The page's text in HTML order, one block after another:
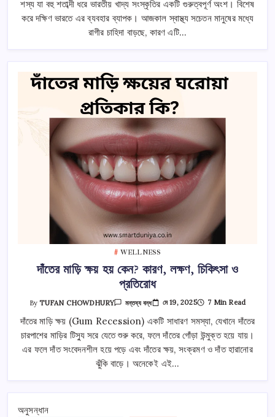
উপকার!
জানুন
এর
ভান্ডার!
শস্য যা বহু শতাব্দী ধরে ভারতীয় খাদ্য সংস্কৃতির একটি গুরুত্বপূর্ণ অংশ। বিশেষ
করে দক্ষিণ ভারতে এর ব্যবহার ব্যাপক। আজকাল স্বাস্থ্য সচেতন মানুষের মধ্যে
রাগীর চাহিদা বাড়ছে, কারণ এটি…
WELLNESS
দাঁতের মাড়ি ক্ষয় হয় কেন? কারণ, লক্ষণ, চিকিৎসা ও
প্রতিরোধ
ByTUFAN CHOWDHURY
দাঁতের
মাড়ি
ক্ষয়
হয়
কেন?
লক্ষণ,
ও
মন্তব্য বন্ধ মে 19, 2025 7 Min Read
দাঁতের মাড়ি ক্ষয় (Gum Recession) একটি সাধারণ সমস্যা, যেখানে দাঁতের
চারপাশের মাড়ির টিস্যু সরে যেতে শুরু করে, ফলে দাঁতের গোঁড়া উন্মুক্ত হয়ে যায়।
এর ফলে দাঁত সংবেদনশীল হয়ে পড়ে এবং দাঁতের ক্ষয়, সংক্রমণ ও দাঁত হারানোর
ঝুঁকি বাড়ে। অনেকেই এই…
অনুসন্ধান